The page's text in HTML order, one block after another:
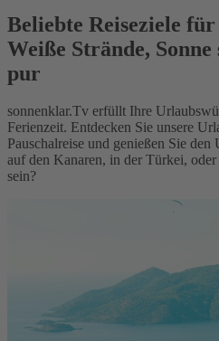
Beliebte Reiseziele
Weiße Strände,
pur
sonnenklar.Tv erfüllt Ihre
Ferienzeit. Entdecken Sie unsere
Pauschalreise und genießen Sie
auf den Kanaren, in der Türkei,
sein?